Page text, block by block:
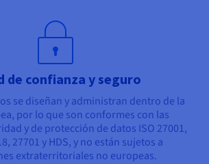
de confianza y seguro
se diseñan y administran dentro de la
por lo que son conformes con las
y de protección de datos ISO 27001,
27701 y HDS, y no están sujetos a
extraterritoriales no europeas.